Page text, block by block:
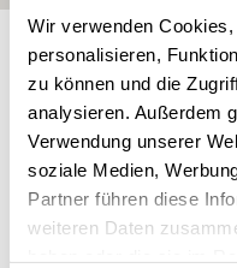
Wir verwenden
personalisieren,
zu können und die
analysieren. Außerdem
Verwendung unserer
soziale Medien,
Partner führen diese
weiteren Daten